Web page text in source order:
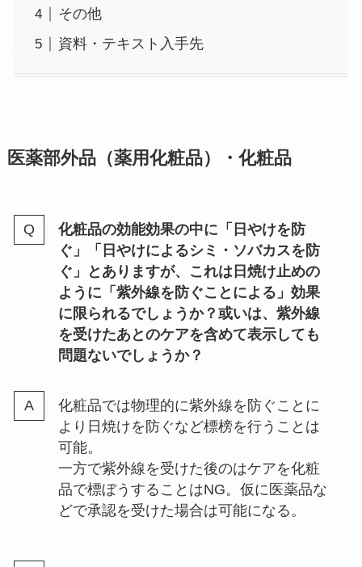
その他
資料・テキスト入手先
医薬部外品（薬用化粧品）・化粧品
化粧品の効能効果の中に「日やけを防
ぐ」「日やけによるシミ・ソバカスを防
ぐ」とありますが、これは日焼け止めの
ように「紫外線を防ぐことによる」効果
に限られるでしょうか？或いは、紫外線
を受けたあとのケアを含めて表示しても
問題ないでしょうか？
化粧品では物理的に紫外線を防ぐことに
より日焼けを防ぐなど標榜を行うことは
可能。
一方で紫外線を受けた後のはケアを化粧
品で標ぼうすることはNG。仮に医薬品な
どで承認を受けた場合は可能になる。